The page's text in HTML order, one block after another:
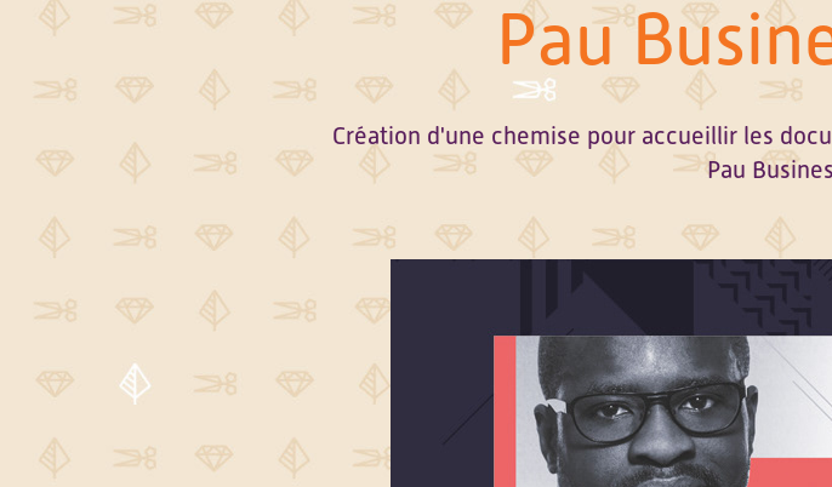
Pau
Création d'une chemise pour accueillir les
Pau